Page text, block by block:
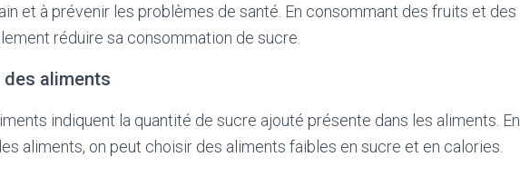
et à prévenir les problèmes de santé. En consommant des fruits et des
réduire sa consommation de sucre.
aliments
indiquent la quantité de sucre ajouté présente dans les aliments. En
aliments, on peut choisir des aliments faibles en sucre et en calories.